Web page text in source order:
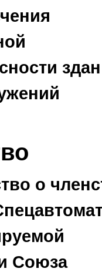
о
Союза